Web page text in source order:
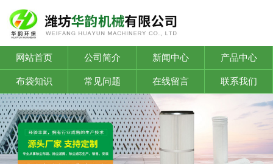
网站首页 公司简介 新闻中心 产品中心
布袋知识 常见问题 在线留言 联系我们